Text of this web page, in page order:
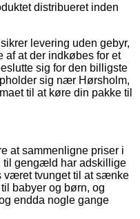
distribueret inden
levering uden gebyr,
af at der indkøbes for et
sig for den billigste
sig nær Hørsholm,
til at køre din pakke til
at sammenligne priser i
til gengæld har adskillige
været tvunget til at sænke
babyer og børn, og
endda nogle gange